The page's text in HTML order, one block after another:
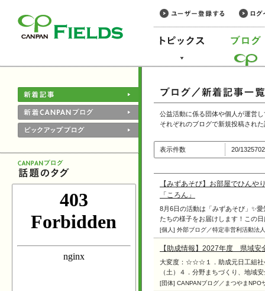
公益活動に係る団体や個人が運営
それぞれのブログで新規投稿され
表示件数 20/
【みずあそび】お部屋でひん
「ころん」
8月6日の活動は「みずあそび」✨
たちの様子をお届けします！この
[個人] 外部ブログ／特定非営利活動法
【助成情報】2027年度 県域安
大変度：☆☆☆１．助成元日工組社
（土）４．分野まちづくり、地域
[団体] CANPANブログ／まつやまNPO